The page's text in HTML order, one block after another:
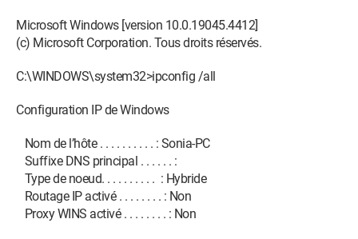
Microsoft Windows [version 10.0.19045.4412]
(c) Microsoft Corporation. Tous droits réservés.
C:\WINDOWS\system32>ipconfig /all
Configuration IP de Windows
Nom de l’hôte . . . . . . . . . . : Sonia-PC
Suffixe DNS principal . . . . . . :
Type de noeud. . . . . . . . . . : Hybride
Routage IP activé . . . . . . . . : Non
Proxy WINS activé . . . . . . . . : Non